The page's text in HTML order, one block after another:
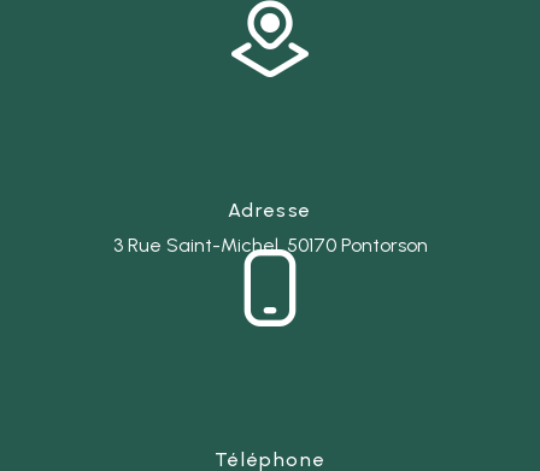
Adresse
3 Rue Saint-Michel, 50170 Pontorson
Téléphone